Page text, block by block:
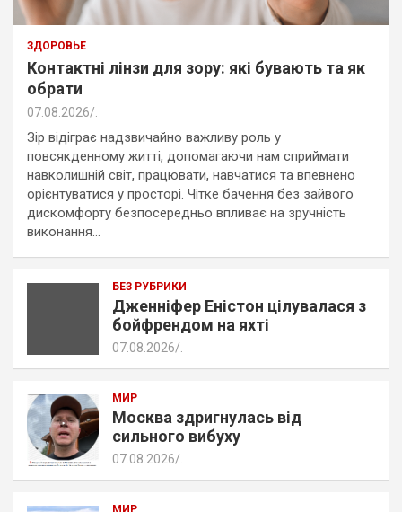
ЗДОРОВЬЕ
Контактні лінзи для зору: які бувають та як
обрати
07.08.2026
Зір відіграє надзвичайно важливу роль у
повсякденному житті, допомагаючи нам сприймати
навколишній світ, працювати, навчатися та впевнено
орієнтуватися у просторі. Чітке бачення без зайвого
дискомфорту безпосередньо впливає на зручність
виконання…
БЕЗ РУБРИКИ
Дженніфер Еністон цілувалася з
бойфрендом на яхті
07.08.2026
МИР
Москва здригнулась від
сильного вибуху
07.08.2026
МИР